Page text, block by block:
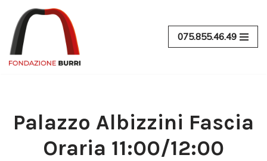
Vai
al
contenuto
075.855.46.49
Palazzo Albizzini Fascia
Oraria 11:00/12:00